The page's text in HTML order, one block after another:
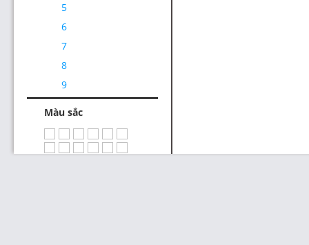
5
6
7
8
9
Màu sắc
Thiết Kế Website